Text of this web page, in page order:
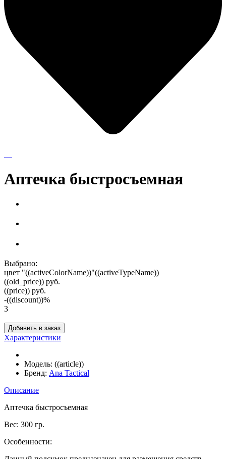
Аптечка быстросъемная
Выбрано:
цвет "((activeColorName))"((activeTypeName))
((old_price)) руб.
((price)) руб.
-((discount))%
3
Добавить в заказ
Характеристики
Модель: ((article))
Бренд: Ana Tactical
Описание
Аптечка быстросъемная
Вес: 300 гр.
Особенности: